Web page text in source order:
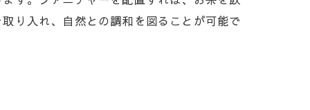
り入れ、自然との調和を図ることが可能で